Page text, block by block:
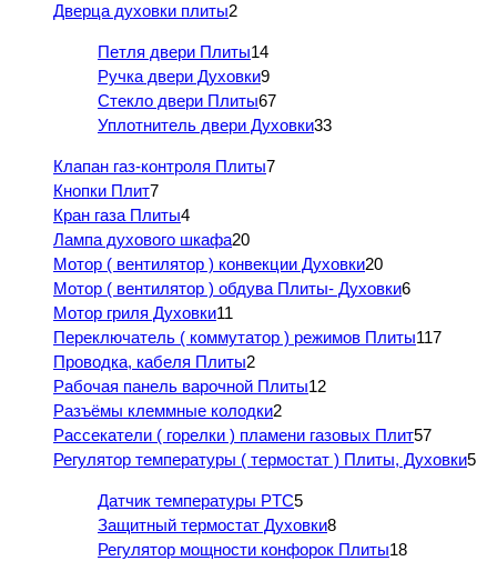
Дверца духовки плиты2
Петля двери Плиты14
Ручка двери Духовки9
Стекло двери Плиты67
Уплотнитель двери Духовки33
Клапан газ-контроля Плиты7
Кнопки Плит7
Кран газа Плиты4
Лампа духового шкафа20
Мотор ( вентилятор ) конвекции Духовки20
Мотор ( вентилятор ) обдува Плиты- Духовки6
Мотор гриля Духовки11
Переключатель ( коммутатор ) режимов Плиты117
Проводка, кабеля Плиты2
Рабочая панель варочной Плиты12
Разъёмы клеммные колодки2
Рассекатели ( горелки ) пламени газовых Плит57
Регулятор температуры ( термостат ) Плиты, Духовки5
Датчик температуры PTC5
Защитный термостат Духовки8
Регулятор мощности конфорок Плиты18